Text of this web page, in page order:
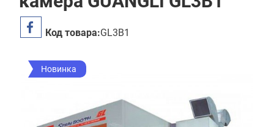
Код товара:GL3B1
Новинка